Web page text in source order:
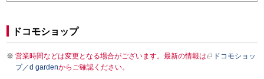
ドコモショップ
営業時間などは変更となる場合がございます。最新の情報は
ドコモショッ
プ／d gardenからご確認ください。